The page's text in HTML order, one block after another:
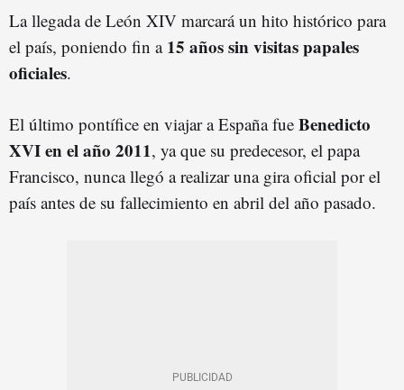
La llegada de León XIV marcará un hito histórico para
el país, poniendo fin a 15 años sin visitas papales
oficiales.
El último pontífice en viajar a España fue Benedicto
XVI en el año 2011, ya que su predecesor, el papa
Francisco, nunca llegó a realizar una gira oficial por el
país antes de su fallecimiento en abril del año pasado.